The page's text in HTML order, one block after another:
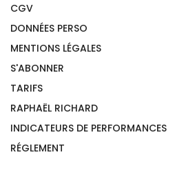
CGV
DONNÉES PERSO
MENTIONS LÉGALES
S'ABONNER
TARIFS
RAPHAËL RICHARD
INDICATEURS DE PERFORMANCES
RÉGLEMENT